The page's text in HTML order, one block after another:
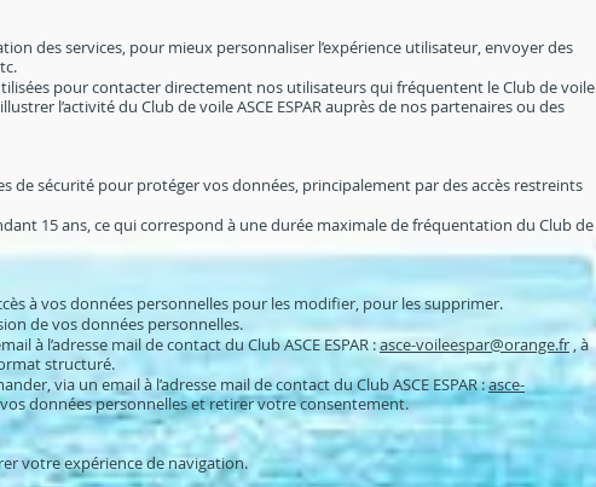
des services, pour mieux personnaliser l’expérience utilisateur, envoyer des
pour contacter directement nos utilisateurs qui fréquentent le Club de voile
l’activité du Club de voile ASCE ESPAR auprès de nos partenaires ou des
de sécurité pour protéger vos données, principalement par des accès restreints
15 ans, ce qui correspond à une durée maximale de fréquentation du Club de
à vos données personnelles pour les modifier, pour les supprimer.
de vos données personnelles.
à l’adresse mail de contact du Club ASCE ESPAR :asce-voileespar@orange.fr, à
structuré.
via un email à l’adresse mail de contact du Club ASCE ESPAR :asce-
données personnelles et retirer votre consentement.
votre expérience de navigation.